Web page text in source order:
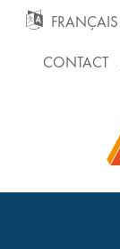
GO FRANÇAIS
CONTACT